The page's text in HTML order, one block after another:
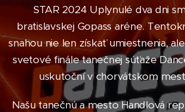
STAR 2024 Uplynulé dva dni
bratislavskej Gopass aréne.
snahou nie len získať umiestnenia,
svetové finále tanečnej súťaže
uskutoční v chorvátskom
Našu tanečnú a mesto Handlová